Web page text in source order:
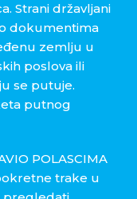
Strani državljani
dokumentima
zemlju u
poslova ili
se putuje.
putnog
POLASCIMA
trake u